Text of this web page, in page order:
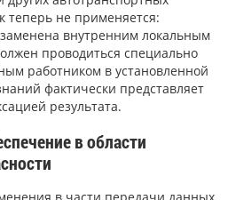
теперь не применяется:
заменена внутренним локальным
проводиться специально
работником в установленной
фактически представляет
результата.
в области
в части передачи данных